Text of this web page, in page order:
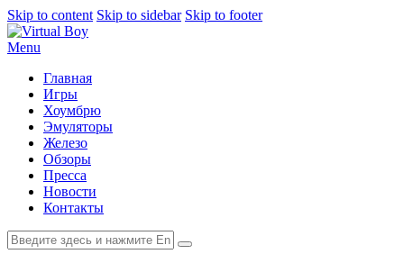
Skip to content Skip to sidebar Skip to footer
Menu
Главная
Игры
Хоумбрю
Эмуляторы
Железо
Обзоры
Пресса
Новости
Контакты